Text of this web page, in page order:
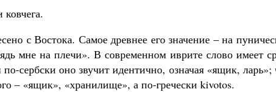
с Востока. Самое древнее его значение – на
мне на плечи». В современном иврите слово имеет
сербски оно звучит идентично, означая «ящик, ларь»;
– «ящик», «хранилище», а по-гречески kivotos.